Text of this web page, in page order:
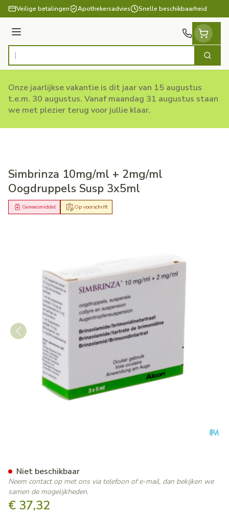
Ga naar de inhoud
Veilige betalingen Apothekersadvies Snelle beschikbaarheid
Menu
Product, merk, categorie... Zoek
Onze jaarlijkse vakantie is dit jaar van 15 augustus
t.e.m. 30 augustus. Vanaf maandag 31 augustus staan
we met plezier terug voor jullie klaar.
Simbrinza 10mg/ml + 2mg/ml
Oogdruppels Susp 3x5ml
Op voorschrift
Geneesmiddel
€ 37,32
Niet beschikbaar
Neem contact op met ons via telefoon of e-mail, dan bekijken we
samen de mogelijkheden.